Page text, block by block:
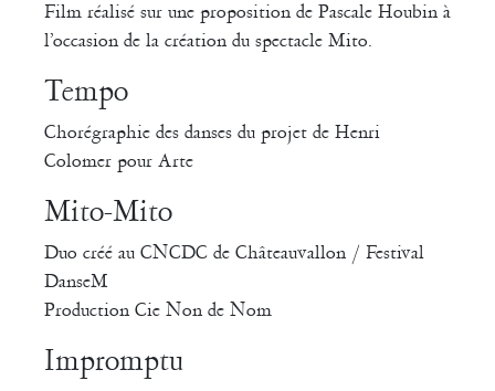
Film réalisé sur une proposition de Pascale Houbin à
l’occasion de la création du spectacle Mito.
Tempo
Chorégraphie des danses du projet de Henri
Colomer pour Arte
Mito-Mito
Duo créé au CNCDC de Châteauvallon / Festival
DanseM
Production Cie Non de Nom
Impromptu